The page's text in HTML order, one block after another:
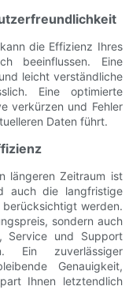
die Effizienz Ihres
beeinflussen. Eine
leicht verständliche
Eine optimierte
verkürzen und Fehler
Daten führt.
längeren Zeitraum ist
auch die langfristige
berücksichtigt werden.
sondern auch
Service und Support
Ein zuverlässiger
Genauigkeit,
Ihnen letztendlich